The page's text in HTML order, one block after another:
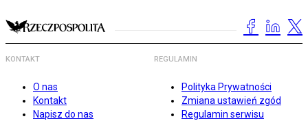
KONTAKT
O nas
Kontakt
Napisz do nas
REGULAMIN
Polityka Prywatności
Zmiana ustawień zgód
Regulamin serwisu